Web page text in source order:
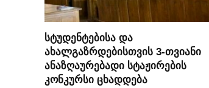
სტუდენტებისა და
ახალგაზრდებისთვის 3-თვიანი
ანაზღაურებადი სტაჟირების
კონკურსი ცხადდება